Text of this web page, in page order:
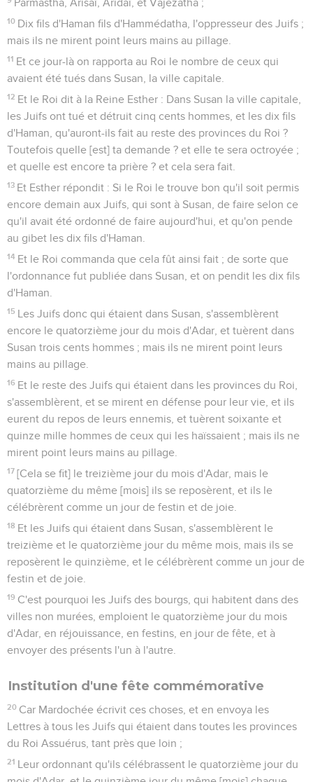
Parmastha, Arisaï, Aridaï, et Vajezatha ;
10 Dix fils d'Haman fils d'Hammédatha, l'oppresseur des Juifs ;
mais ils ne mirent point leurs mains au pillage.
11 Et ce jour-là on rapporta au Roi le nombre de ceux qui
avaient été tués dans Susan, la ville capitale.
12 Et le Roi dit à la Reine Esther : Dans Susan la ville capitale,
les Juifs ont tué et détruit cinq cents hommes, et les dix fils
d'Haman, qu'auront-ils fait au reste des provinces du Roi ?
Toutefois quelle [est] ta demande ? et elle te sera octroyée ;
et quelle est encore ta prière ? et cela sera fait.
13 Et Esther répondit : Si le Roi le trouve bon qu'il soit permis
encore demain aux Juifs, qui sont à Susan, de faire selon ce
qu'il avait été ordonné de faire aujourd'hui, et qu'on pende
au gibet les dix fils d'Haman.
14 Et le Roi commanda que cela fût ainsi fait ; de sorte que
l'ordonnance fut publiée dans Susan, et on pendit les dix fils
d'Haman.
15 Les Juifs donc qui étaient dans Susan, s'assemblèrent
encore le quatorzième jour du mois d'Adar, et tuèrent dans
Susan trois cents hommes ; mais ils ne mirent point leurs
mains au pillage.
16 Et le reste des Juifs qui étaient dans les provinces du Roi,
s'assemblèrent, et se mirent en défense pour leur vie, et ils
eurent du repos de leurs ennemis, et tuèrent soixante et
quinze mille hommes de ceux qui les haïssaient ; mais ils ne
mirent point leurs mains au pillage.
17 [Cela se fit] le treizième jour du mois d'Adar, mais le
quatorzième du même [mois] ils se reposèrent, et ils le
célébrèrent comme un jour de festin et de joie.
18 Et les Juifs qui étaient dans Susan, s'assemblèrent le
treizième et le quatorzième jour du même mois, mais ils se
reposèrent le quinzième, et le célébrèrent comme un jour de
festin et de joie.
19 C'est pourquoi les Juifs des bourgs, qui habitent dans des
villes non murées, emploient le quatorzième jour du mois
d'Adar, en réjouissance, en festins, en jour de fête, et à
envoyer des présents l'un à l'autre.
Institution d'une fête commémorative
20 Car Mardochée écrivit ces choses, et en envoya les
Lettres à tous les Juifs qui étaient dans toutes les provinces
du Roi Assuérus, tant près que loin ;
21 Leur ordonnant qu'ils célébrassent le quatorzième jour du